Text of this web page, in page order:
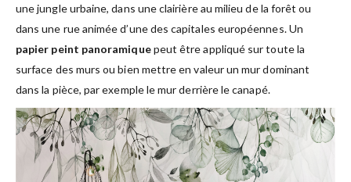
une jungle urbaine, dans une clairière au milieu de la forêt ou
dans une rue animée d’une des capitales européennes. Un
papier peint panoramiquepeut être appliqué sur toute la
surface des murs ou bien mettre en valeur un mur dominant
dans la pièce, par exemple le mur derrière le canapé.